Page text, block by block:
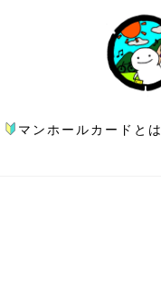
マンホールカードとは